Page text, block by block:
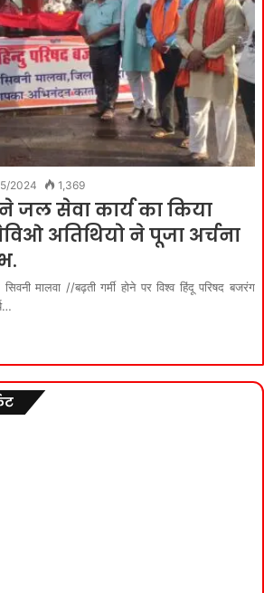
2024 1,369
ने जल सेवा कार्य का किया
अतिथियो ने पूजा अर्चना
मालवा //बढ़ती गर्मी होने पर विश्व हिंदू परिषद बजरंग